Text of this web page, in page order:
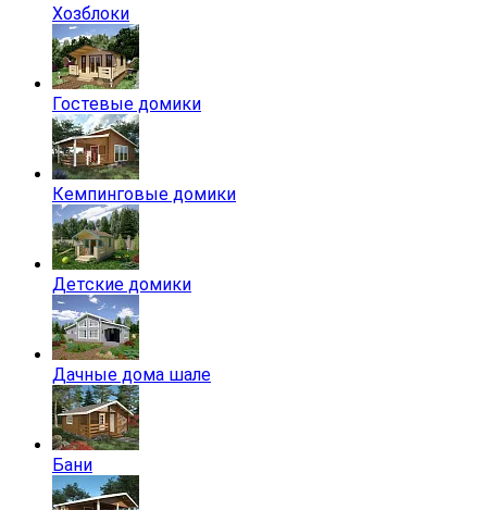
Хозблоки
Гостевые домики
Кемпинговые домики
Детские домики
Дачные дома шале
Бани